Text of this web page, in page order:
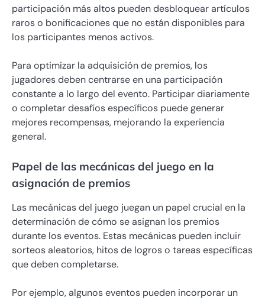
participación más altos pueden desbloquear artículos
raros o bonificaciones que no están disponibles para
los participantes menos activos.
Para optimizar la adquisición de premios, los
jugadores deben centrarse en una participación
constante a lo largo del evento. Participar diariamente
o completar desafíos específicos puede generar
mejores recompensas, mejorando la experiencia
general.
Papel de las mecánicas del juego en la
asignación de premios
Las mecánicas del juego juegan un papel crucial en la
determinación de cómo se asignan los premios
durante los eventos. Estas mecánicas pueden incluir
sorteos aleatorios, hitos de logros o tareas específicas
que deben completarse.
Por ejemplo, algunos eventos pueden incorporar un